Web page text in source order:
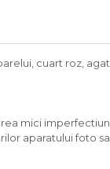
cuart roz,
mici
aparatului foto